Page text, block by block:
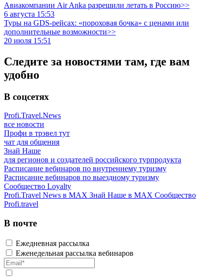
Авиакомпании Air Anka разрешили летать в Россию>>
6 августа 15:53
Туры на GDS-рейсах: «пороховая бочка» с ценами или
дополнительные возможности>>
20 июля 15:51
Следите за новостями там, где вам
удобно
В соцсетях
Profi.Travel.News
все новости
Профи в трэвел тут
чат для общения
Знай Наше
для регионов и создателей российского турпродукта
Расписание вебинаров по внутреннему туризму
Расписание вебинаров по выездному туризму
Сообщество Loyalty
Profi.Travel News в MAX Знай Наше в MAX Сообщество
Profi.travel
В почте
Ежедневная рассылка
Еженедельная рассылка вебинаров